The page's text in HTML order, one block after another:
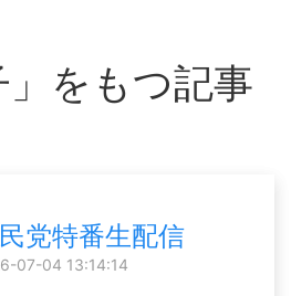
」をもつ記事
党特番生配信
07-04 13:14:14